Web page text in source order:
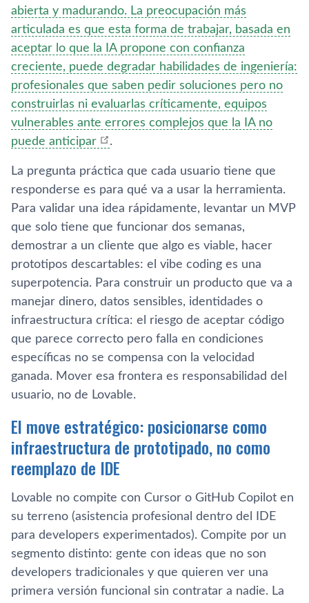
abierta y madurando. La preocupación más
articulada es que esta forma de trabajar, basada en
aceptar lo que la IA propone con confianza
creciente, puede degradar habilidades de ingeniería:
profesionales que saben pedir soluciones pero no
construirlas ni evaluarlas críticamente, equipos
vulnerables ante errores complejos que la IA no
puede anticipar
.
La pregunta práctica que cada usuario tiene que
responderse es para qué va a usar la herramienta.
Para validar una idea rápidamente, levantar un MVP
que solo tiene que funcionar dos semanas,
demostrar a un cliente que algo es viable, hacer
prototipos descartables: el vibe coding es una
superpotencia. Para construir un producto que va a
manejar dinero, datos sensibles, identidades o
infraestructura crítica: el riesgo de aceptar código
que parece correcto pero falla en condiciones
específicas no se compensa con la velocidad
ganada. Mover esa frontera es responsabilidad del
usuario, no de Lovable.
El move estratégico: posicionarse como
infraestructura de prototipado, no como
reemplazo de IDE
Lovable no compite con Cursor o GitHub Copilot en
su terreno (asistencia profesional dentro del IDE
para developers experimentados). Compite por un
segmento distinto: gente con ideas que no son
developers tradicionales y que quieren ver una
primera versión funcional sin contratar a nadie. La